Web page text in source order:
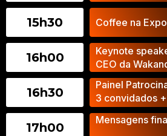
15h30 Coffee na Expo
16h00
Keynote
CEO da
16h30
Painel
3 convidados
17h00
Mensagens